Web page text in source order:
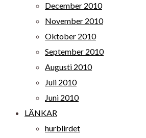
December 2010
November 2010
Oktober 2010
September 2010
Augusti 2010
Juli 2010
Juni 2010
LÄNKAR
hurblirdet